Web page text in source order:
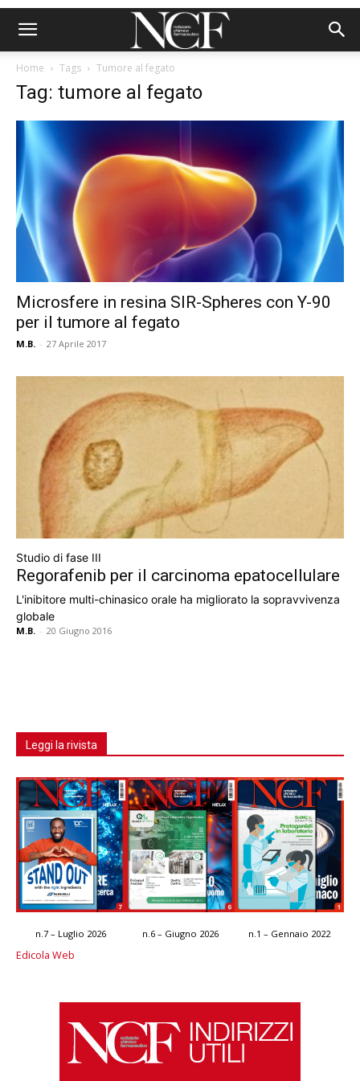
Home Tags Tumore al fegato
Tag: tumore al fegato
Microsfere in resina SIR-Spheres con Y-90
per il tumore al fegato
M.B. - 27 Aprile 2017
Studio di fase III
Regorafenib per il carcinoma epatocellulare
L'inibitore multi-chinasico orale ha migliorato la sopravvivenza
globale
M.B. - 20 Giugno 2016
Leggi la rivista
n.7 – Luglio 2026 n.6 – Giugno 2026 n.1 – Gennaio 2022
Edicola Web